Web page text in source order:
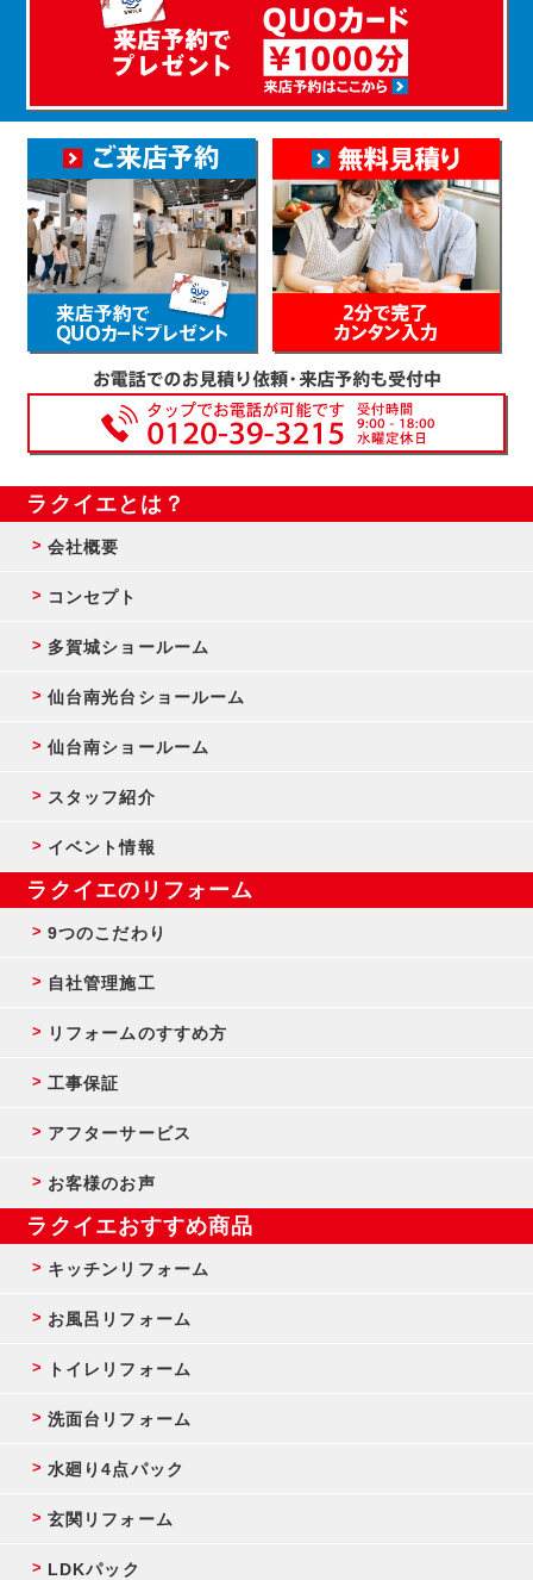
ラクイエとは？
会社概要
コンセプト
多賀城ショールーム
仙台南光台ショールーム
仙台南ショールーム
スタッフ紹介
イベント情報
ラクイエのリフォーム
9つのこだわり
自社管理施工
リフォームのすすめ方
工事保証
アフターサービス
お客様のお声
ラクイエおすすめ商品
キッチンリフォーム
お風呂リフォーム
トイレリフォーム
洗面台リフォーム
水廻り4点パック
玄関リフォーム
LDKパック